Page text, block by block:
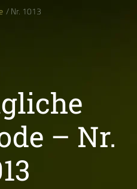
/ Nr. 1013
– Nr.